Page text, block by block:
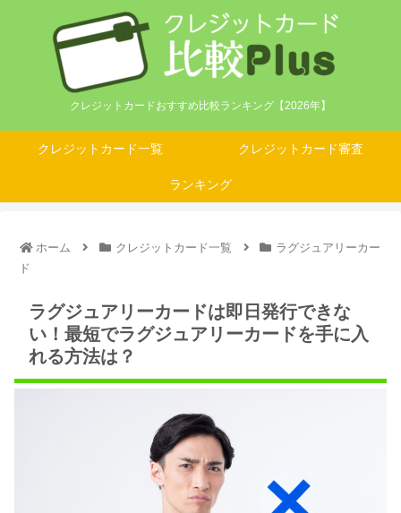
クレジットカードおすすめ比較ランキング【2026年】
クレジットカード一覧 クレジットカード審査
ランキング
ホーム クレジットカード一覧
ラグジュアリーカー
ド
ラグジュアリーカードは即日発行できな
い！最短でラグジュアリーカードを手に入
れる方法は？